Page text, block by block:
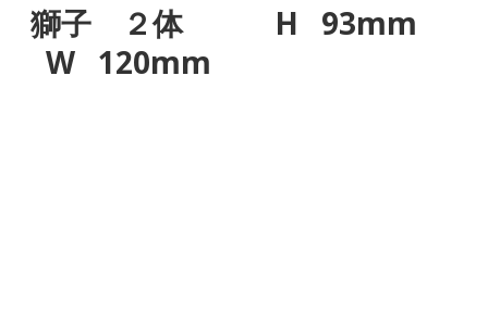
獅子 ２体 H 93mm
W 120mm